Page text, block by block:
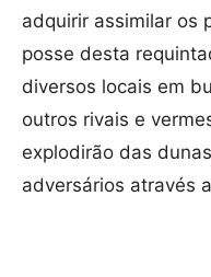
adquirir assimilar os
posse desta
diversos locais em
outros rivais e
explodirão das
adversários através